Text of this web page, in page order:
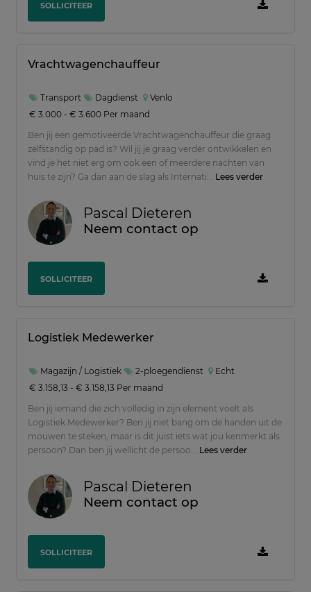
SOLLICITEER
Vrachtwagenchauffeur
Transport Dagdienst
Venlo
€ 3.000 - € 3.600 Per maand
Ben jij een gemotiveerde Vrachtwagenchauffeur die graag
zelfstandig op pad is? Wil jij je graag verder ontwikkelen en
vind je het niet erg om ook een of meerdere nachten van
huis te zijn? Ga dan aan de slag als Internati... Lees verder
Pascal Dieteren
Neem contact op
SOLLICITEER
Logistiek Medewerker
Magazijn / Logistiek 2-ploegendienst
Echt
€ 3.158,13 - € 3.158,13 Per maand
Ben jij iemand die zich volledig in zijn element voelt als
Logistiek Medewerker? Ben jij niet bang om de handen uit de
mouwen te steken, maar is dit juist iets wat jou kenmerkt als
persoon? Dan ben jij wellicht de persoo... Lees verder
Pascal Dieteren
Neem contact op
SOLLICITEER